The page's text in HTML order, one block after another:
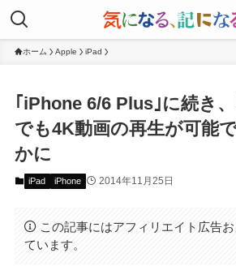
ホーム Apple iPad
｢iPhone 6/6 Plus｣に続き
でも4K動画の再生が可能
かに
iPad iPhone 2014年11月25日
この記事にはアフィリエイト広告
ています。